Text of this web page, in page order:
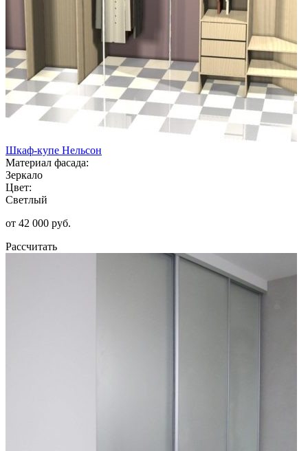
Шкаф-купе Нельсон
Материал фасада:
Зеркало
Цвет:
Светлый
от 42 000 руб.
Рассчитать